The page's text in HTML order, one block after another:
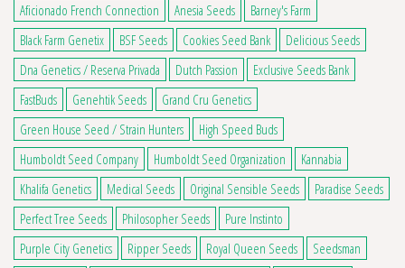
1 avis
Aficionado French Connection
Anesia Seeds
Barney's Farm
Black Farm Genetix
BSF Seeds Cookies Seed Bank
Delicious Seeds
Dna Genetics / Reserva Privada
Dutch Passion
Exclusive Seeds Bank
FastBuds
Genehtik Seeds
Grand Cru Genetics
Green House Seed / Strain Hunters
High Speed Buds
Humboldt Seed Company
Humboldt Seed Organization
Kannabia
Khalifa Genetics
Medical Seeds Original Sensible Seeds
Paradise Seeds
Perfect Tree Seeds
Philosopher Seeds
Pure Instinto
Purple City Genetics
Ripper Seeds Royal Queen Seeds
Seedsman